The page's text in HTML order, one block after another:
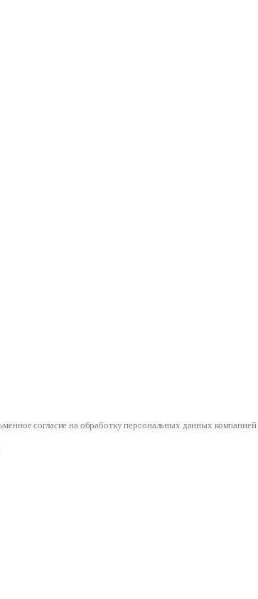
согласие на обработку персональных данных